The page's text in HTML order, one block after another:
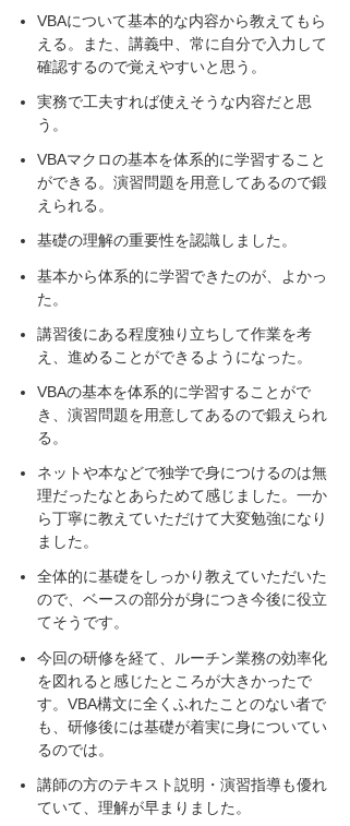
VBAについて基本的な内容から教えてもら
える。また、講義中、常に自分で入力して
確認するので覚えやすいと思う。
実務で工夫すれば使えそうな内容だと思
う。
VBAマクロの基本を体系的に学習すること
ができる。演習問題を用意してあるので鍛
えられる。
基礎の理解の重要性を認識しました。
基本から体系的に学習できたのが、よかっ
た。
講習後にある程度独り立ちして作業を考
え、進めることができるようになった。
VBAの基本を体系的に学習することがで
き、演習問題を用意してあるので鍛えられ
る。
ネットや本などで独学で身につけるのは無
理だったなとあらためて感じました。一か
ら丁寧に教えていただけて大変勉強になり
ました。
全体的に基礎をしっかり教えていただいた
ので、ベースの部分が身につき今後に役立
てそうです。
今回の研修を経て、ルーチン業務の効率化
を図れると感じたところが大きかったで
す。VBA構文に全くふれたことのない者で
も、研修後には基礎が着実に身についてい
るのでは。
講師の方のテキスト説明・演習指導も優れ
ていて、理解が早まりました。